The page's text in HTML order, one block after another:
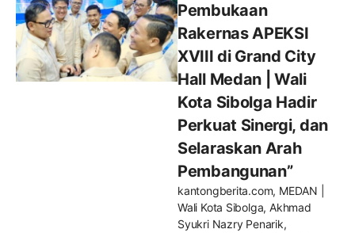
Pembukaan
Rakernas APEKSI
XVIII di Grand City
Hall Medan | Wali
Kota Sibolga Hadir
Perkuat Sinergi, dan
Selaraskan Arah
Pembangunan”
kantongberita.com, MEDAN |
Wali Kota Sibolga, Akhmad
Syukri Nazry Penarik,